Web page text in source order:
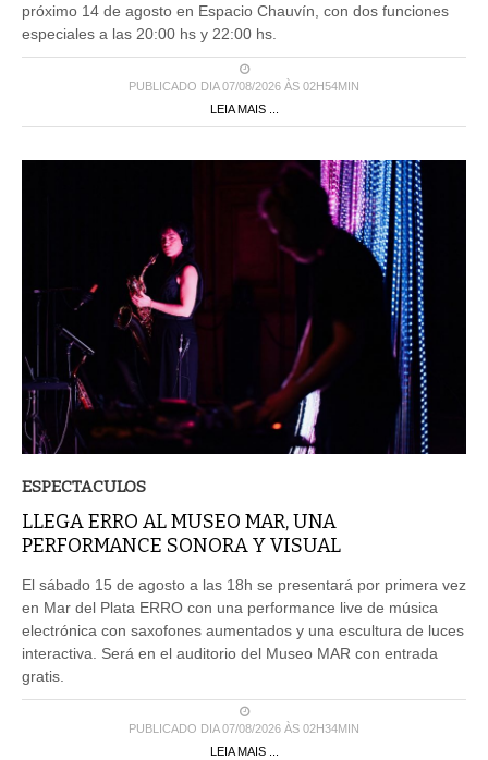
próximo 14 de agosto en Espacio Chauvín, con dos funciones
especiales a las 20:00 hs y 22:00 hs.
PUBLICADO DIA 07/08/2026 ÀS 02H54MIN
LEIA MAIS ...
ESPECTACULOS
LLEGA ERRO AL MUSEO MAR, UNA
PERFORMANCE SONORA Y VISUAL
El sábado 15 de agosto a las 18h se presentará por primera vez
en Mar del Plata ERRO con una performance live de música
electrónica con saxofones aumentados y una escultura de luces
interactiva. Será en el auditorio del Museo MAR con entrada
gratis.
PUBLICADO DIA 07/08/2026 ÀS 02H34MIN
LEIA MAIS ...